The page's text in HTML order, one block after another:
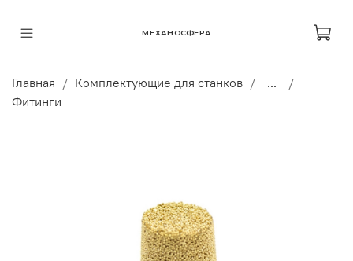
МЕХАНОСФЕРА
Главная Комплектующие для станков
...
Фитинги